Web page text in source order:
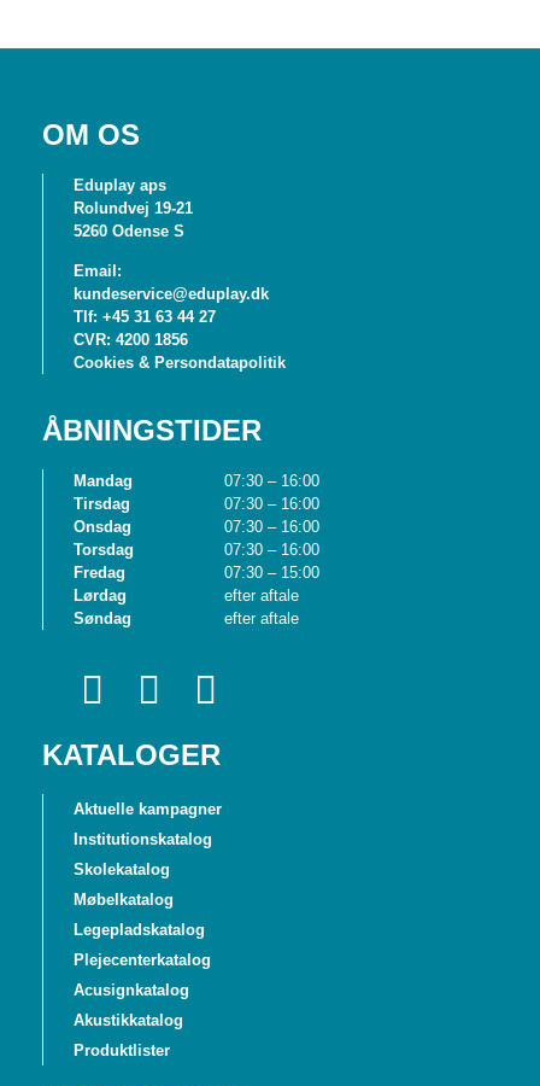
OM OS
Eduplay aps
Rolundvej 19-21
5260 Odense S
Email:
kundeservice@eduplay.dk
Tlf: +45 31 63 44 27
CVR: 4200 1856
Cookies & Persondatapolitik
ÅBNINGSTIDER
Mandag
Tirsdag
Onsdag
Torsdag
Fredag
Lørdag
Søndag
07:30 – 16:00
07:30 – 16:00
07:30 – 16:00
07:30 – 16:00
07:30 – 15:00
efter aftale
efter aftale
KATALOGER
Aktuelle kampagner
Institutionskatalog
Skolekatalog
Møbelkatalog
Legepladskatalog
Plejecenterkatalog
Acusignkatalog
Akustikkatalog
Produktlister